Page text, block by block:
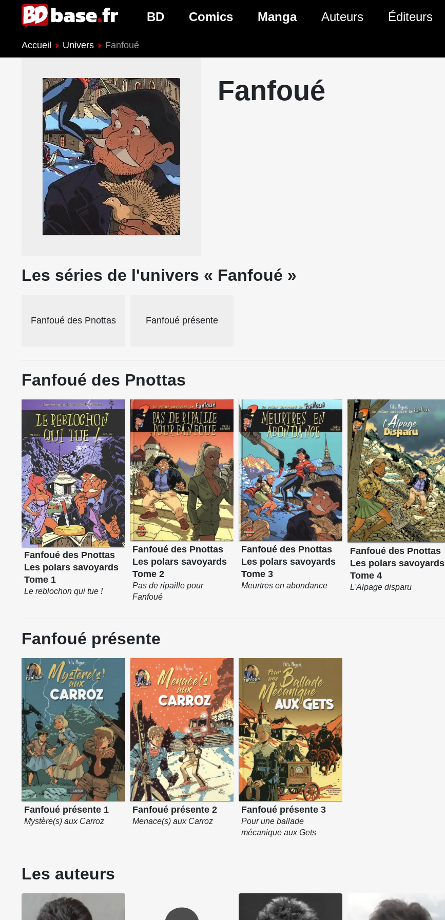
BD
Genres BD
Comics
Genres Comics
Manga
Genres Manga
Auteurs Éditeurs
Accueil Univers Fanfoué
Fanfoué
Les séries de l'univers « Fanfoué »
Fanfoué des Pnottas Fanfoué présente
Fanfoué des Pnottas
Fanfoué des Pnottas
Les polars savoyards
Tome 1
Le reblochon qui tue !
Fanfoué des Pnottas
Les polars savoyards
Tome 2
Pas de ripaille pour
Fanfoué
Fanfoué des Pnottas
Les polars savoyards
Tome 3
Meurtres en abondance
Fanfoué des Pnottas
Les polars savoyards
Tome 4
L'Alpage disparu
Fanfoué présente
Fanfoué présente 1
Mystère(s) aux Carroz
Fanfoué présente 2
Menace(s) aux Carroz
Fanfoué présente 3
Pour une ballade
mécanique aux Gets
Les auteurs